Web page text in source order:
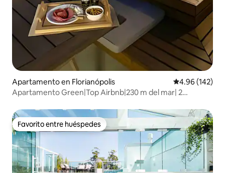
Apartamento en Florianópolis Calificación
4.96 (142)
Apartamento Green|Top Airbnb|230 m del mar| 2
Favorito entre huéspedes
Favorito entre huéspedes